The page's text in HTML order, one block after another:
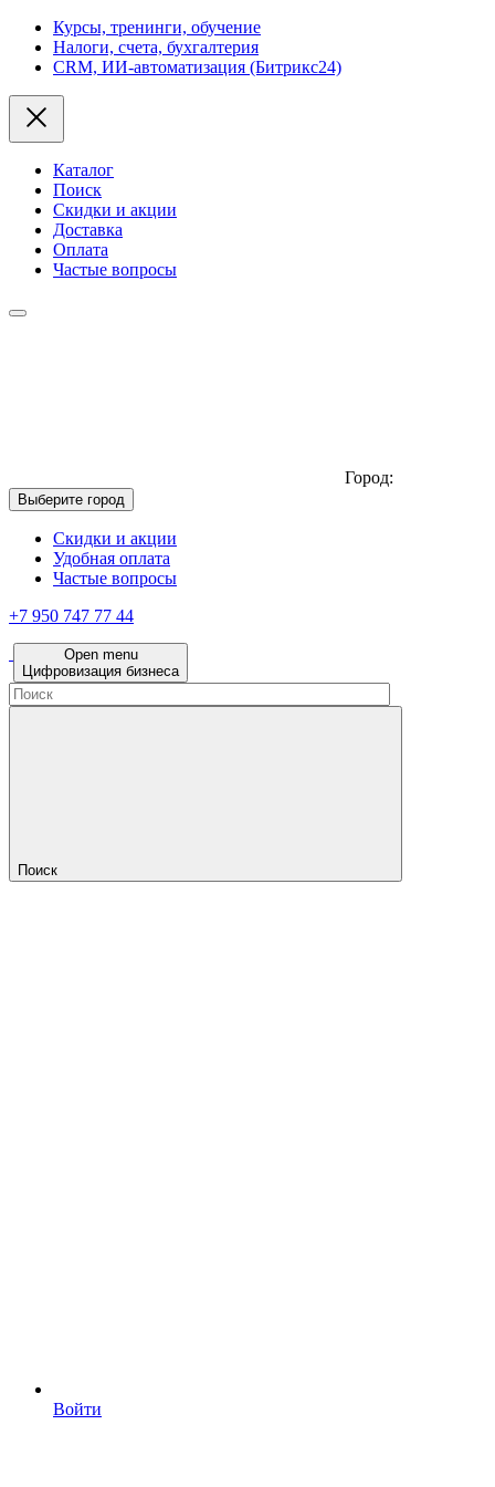
Курсы, тренинги, обучение
Налоги, счета, бухгалтерия
CRM, ИИ-автоматизация (Битрикс24)
Каталог
Поиск
Скидки и акции
Доставка
Оплата
Частые вопросы
Город:
Выберите город
Скидки и акции
Удобная оплата
Частые вопросы
+7 950 747 77 44
Open menu
Цифровизация бизнеса
Поиск
Войти